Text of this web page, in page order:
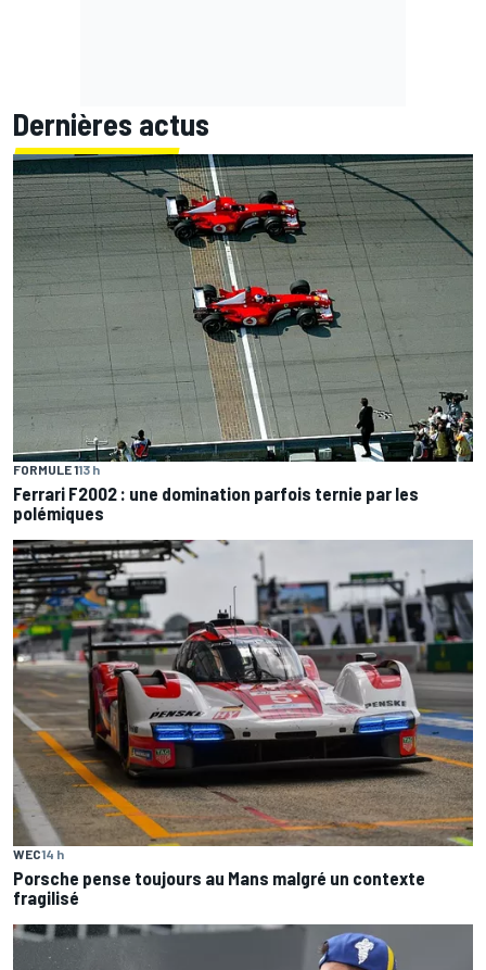
Dernières actus
FORMULE 113 h
Ferrari F2002 : une domination parfois ternie par les
polémiques
WEC14 h
Porsche pense toujours au Mans malgré un contexte
fragilisé